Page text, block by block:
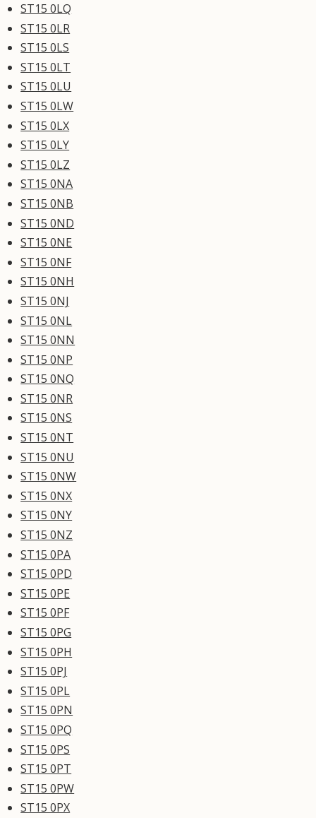
ST15 0LQ
ST15 0LR
ST15 0LS
ST15 0LT
ST15 0LU
ST15 0LW
ST15 0LX
ST15 0LY
ST15 0LZ
ST15 0NA
ST15 0NB
ST15 0ND
ST15 0NE
ST15 0NF
ST15 0NH
ST15 0NJ
ST15 0NL
ST15 0NN
ST15 0NP
ST15 0NQ
ST15 0NR
ST15 0NS
ST15 0NT
ST15 0NU
ST15 0NW
ST15 0NX
ST15 0NY
ST15 0NZ
ST15 0PA
ST15 0PD
ST15 0PE
ST15 0PF
ST15 0PG
ST15 0PH
ST15 0PJ
ST15 0PL
ST15 0PN
ST15 0PQ
ST15 0PS
ST15 0PT
ST15 0PW
ST15 0PX